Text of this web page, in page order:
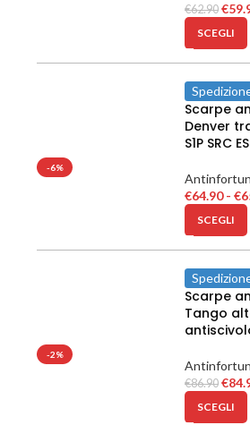
€62.90 €
SCEGLI
-6%
Scarpe
Denver
S1P SRC
€64.90 - €
SCEGLI
-2%
Scarpe
Tango
€86.90 €
SCEGLI